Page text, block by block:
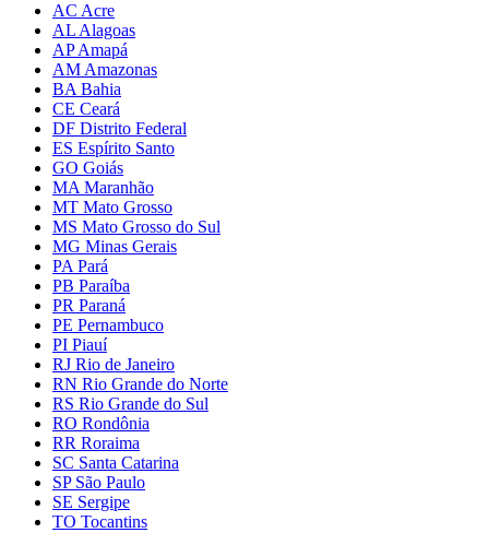
AC Acre
AL Alagoas
AP Amapá
AM Amazonas
BA Bahia
CE Ceará
DF Distrito Federal
ES Espírito Santo
GO Goiás
MA Maranhão
MT Mato Grosso
MS Mato Grosso do Sul
MG Minas Gerais
PA Pará
PB Paraíba
PR Paraná
PE Pernambuco
PI Piauí
RJ Rio de Janeiro
RN Rio Grande do Norte
RS Rio Grande do Sul
RO Rondônia
RR Roraima
SC Santa Catarina
SP São Paulo
SE Sergipe
TO Tocantins